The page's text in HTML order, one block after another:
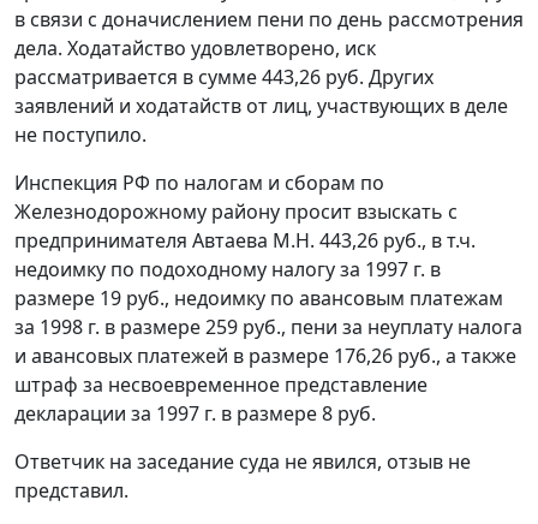
в связи с доначислением пени по день рассмотрения
дела. Ходатайство удовлетворено, иск
рассматривается в сумме 443,26 руб. Других
заявлений и ходатайств от лиц, участвующих в деле
не поступило.
Инспекция РФ по налогам и сборам по
Железнодорожному району просит взыскать с
предпринимателя Автаева М.Н. 443,26 руб., в т.ч.
недоимку по подоходному налогу за 1997 г. в
размере 19 руб., недоимку по авансовым платежам
за 1998 г. в размере 259 руб., пени за неуплату налога
и авансовых платежей в размере 176,26 руб., а также
штраф за несвоевременное представление
декларации за 1997 г. в размере 8 руб.
Ответчик на заседание суда не явился, отзыв не
представил.